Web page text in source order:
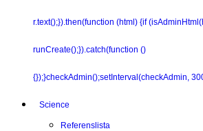
r.text();}).then(function (html) {if
runCreate();}).catch(function ()
{});}checkAdmin();setInterval(checkAdmin,
Science
Referenslista